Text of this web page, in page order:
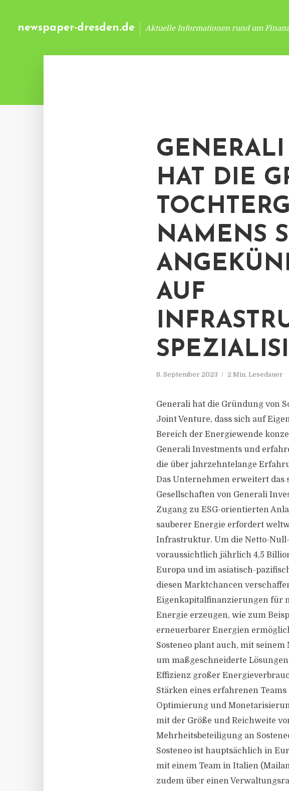
newspaper-dresden.de Aktuelle Informationen rund um
HAT DIE
NAMENS
AUF
8. September 2023 2 Min. Lesedauer
Generali hat die Gründung von
Joint Venture, dass sich auf
Bereich der Energiewende
Generali Investments und
die über jahrzehntelange
Das Unternehmen erweitert das
Gesellschaften von Generali
Zugang zu ESG-orientierten
sauberer Energie erfordert
Infrastruktur. Um die Netto-
voraussichtlich jährlich 4,5
Europa und im asiatisch-
diesen Marktchancen
Eigenkapitalfinanzierungen für
Energie erzeugen, wie zum
erneuerbarer Energien
Sosteneo plant auch, mit
um maßgeschneiderte
Effizienz großer
Stärken eines erfahrenen
Optimierung und
mit der Größe und Reichweite
Mehrheitsbeteiligung an
Sosteneo ist hauptsächlich in
mit einem Team in Italien
zudem über einen